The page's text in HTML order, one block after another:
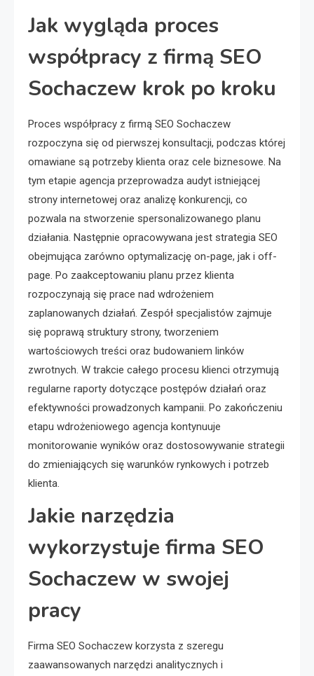
Jak wygląda proces
współpracy z firmą SEO
Sochaczew krok po kroku
Proces współpracy z firmą SEO Sochaczew
rozpoczyna się od pierwszej konsultacji, podczas której
omawiane są potrzeby klienta oraz cele biznesowe. Na
tym etapie agencja przeprowadza audyt istniejącej
strony internetowej oraz analizę konkurencji, co
pozwala na stworzenie spersonalizowanego planu
działania. Następnie opracowywana jest strategia SEO
obejmująca zarówno optymalizację on-page, jak i off-
page. Po zaakceptowaniu planu przez klienta
rozpoczynają się prace nad wdrożeniem
zaplanowanych działań. Zespół specjalistów zajmuje
się poprawą struktury strony, tworzeniem
wartościowych treści oraz budowaniem linków
zwrotnych. W trakcie całego procesu klienci otrzymują
regularne raporty dotyczące postępów działań oraz
efektywności prowadzonych kampanii. Po zakończeniu
etapu wdrożeniowego agencja kontynuuje
monitorowanie wyników oraz dostosowywanie strategii
do zmieniających się warunków rynkowych i potrzeb
klienta.
Jakie narzędzia
wykorzystuje firma SEO
Sochaczew w swojej
pracy
Firma SEO Sochaczew korzysta z szeregu
zaawansowanych narzędzi analitycznych i